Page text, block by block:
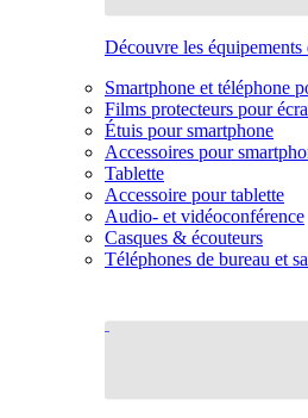
Découvre les
Smartphone et téléphone
Films protecteurs pour
Étuis pour smartphone
Accessoires pour
Tablette
Accessoire pour tablette
Audio- et vidéoconférence
Casques & écouteurs
Téléphones de bureau et